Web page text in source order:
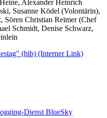
Alexander Heinrich
Susanne Ködel (Volontärin),
Sören Christian Reimer (Chef
Schmidt, Denise Schwarz,
(hib) (Interner Link)
Dienst BlueSky